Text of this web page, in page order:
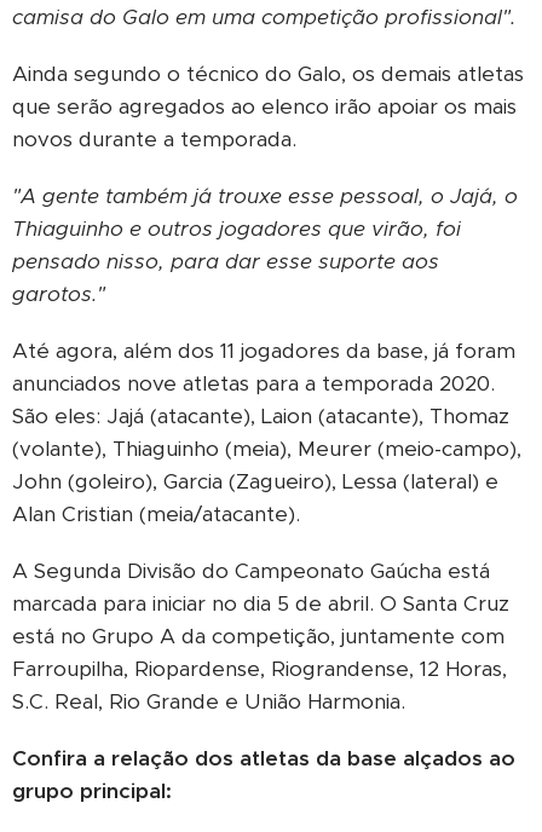
camisa do Galo em uma competição profissional".
Ainda segundo o técnico do Galo, os demais atletas
que serão agregados ao elenco irão apoiar os mais
novos durante a temporada.
"A gente também já trouxe esse pessoal, o Jajá, o
Thiaguinho e outros jogadores que virão, foi
pensado nisso, para dar esse suporte aos
garotos."
Até agora, além dos 11 jogadores da base, já foram
anunciados nove atletas para a temporada 2020.
São eles: Jajá (atacante), Laion (atacante), Thomaz
(volante), Thiaguinho (meia), Meurer (meio-campo),
John (goleiro), Garcia (Zagueiro), Lessa (lateral) e
Alan Cristian (meia/atacante).
A Segunda Divisão do Campeonato Gaúcha está
marcada para iniciar no dia 5 de abril. O Santa Cruz
está no Grupo A da competição, juntamente com
Farroupilha, Riopardense, Riograndense, 12 Horas,
S.C. Real, Rio Grande e União Harmonia.
Confira a relação dos atletas da base alçados ao
grupo principal: